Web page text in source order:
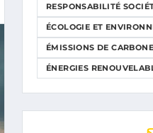
RESPONSABILITÉ
ÉCOLOGIE ET
ÉMISSIONS DE CARBONE
ÉNERGIES